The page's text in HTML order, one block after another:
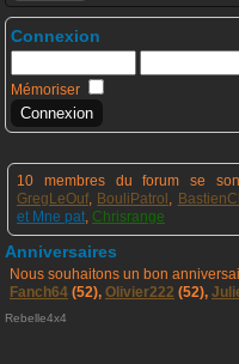
Connexion
Mémoriser
10 membres du forum se
GregLeOuf, BouliPatrol ,
et Mne pat, Chrisrange
Anniversaires
Nous souhaitons un bon
Fanch64 (52), Olivier222 (52),
Rebelle4x4